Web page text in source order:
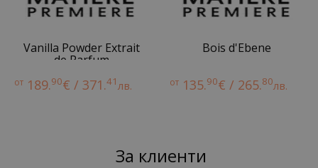
Vanilla Powder Extrait
de Parfum
от 189.90€ / 371.41лв.
Bois d'Ebene
от 135.90€ / 265.80лв.
За клиенти